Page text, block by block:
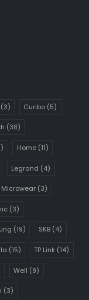
Curibo (5)
(38)
Home(11)
Legrand (4)
Microwear(3)
(3)
(19) SKB (4)
(15) TP Link (14)
Well (9)
(3)